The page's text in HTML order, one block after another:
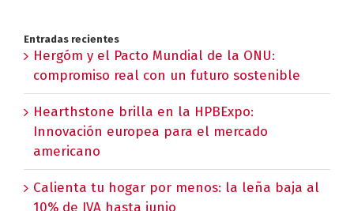
Entradas recientes
Hergóm y el Pacto Mundial de la ONU:
compromiso real con un futuro sostenible
Hearthstone brilla en la HPBExpo:
Innovación europea para el mercado
americano
Calienta tu hogar por menos: la leña baja al
10% de IVA hasta junio